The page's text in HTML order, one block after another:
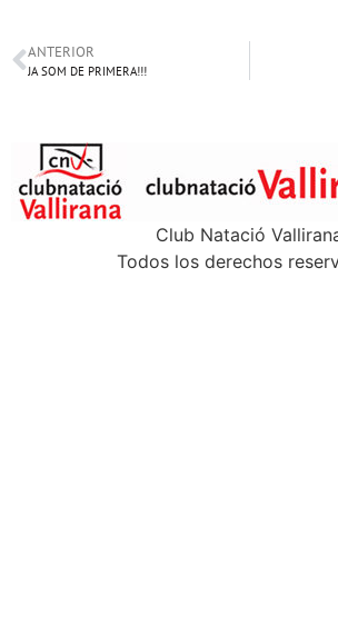
ANTERIOR
JA SOM DE PRIMERA!!!
Club Natació
Todos los derechos